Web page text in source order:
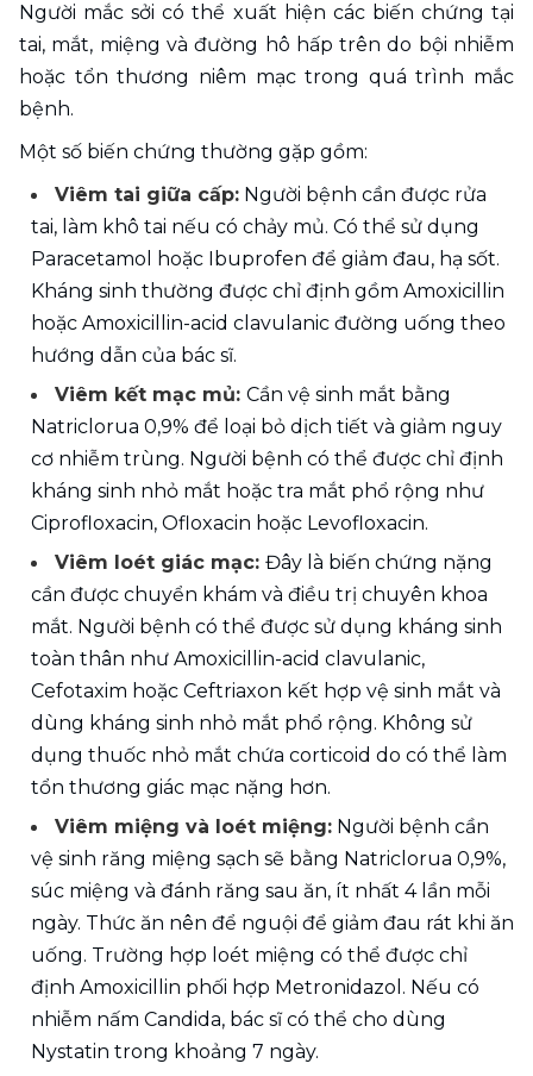
Người mắc sởi có thể xuất hiện các biến chứng tại
tai, mắt, miệng và đường hô hấp trên do bội nhiễm
hoặc tổn thương niêm mạc trong quá trình mắc
bệnh.
Một số biến chứng thường gặp gồm:
Viêm tai giữa cấp: Người bệnh cần được rửa
tai, làm khô tai nếu có chảy mủ. Có thể sử dụng
Paracetamol hoặc Ibuprofen để giảm đau, hạ sốt.
Kháng sinh thường được chỉ định gồm Amoxicillin
hoặc Amoxicillin-acid clavulanic đường uống theo
hướng dẫn của bác sĩ.
Viêm kết mạc mủ: Cần vệ sinh mắt bằng
Natriclorua 0,9% để loại bỏ dịch tiết và giảm nguy
cơ nhiễm trùng. Người bệnh có thể được chỉ định
kháng sinh nhỏ mắt hoặc tra mắt phổ rộng như
Ciprofloxacin, Ofloxacin hoặc Levofloxacin.
Viêm loét giác mạc: Đây là biến chứng nặng
cần được chuyển khám và điều trị chuyên khoa
mắt. Người bệnh có thể được sử dụng kháng sinh
toàn thân như Amoxicillin-acid clavulanic,
Cefotaxim hoặc Ceftriaxon kết hợp vệ sinh mắt và
dùng kháng sinh nhỏ mắt phổ rộng. Không sử
dụng thuốc nhỏ mắt chứa corticoid do có thể làm
tổn thương giác mạc nặng hơn.
Viêm miệng và loét miệng: Người bệnh cần
vệ sinh răng miệng sạch sẽ bằng Natriclorua 0,9%,
súc miệng và đánh răng sau ăn, ít nhất 4 lần mỗi
ngày. Thức ăn nên để nguội để giảm đau rát khi ăn
uống. Trường hợp loét miệng có thể được chỉ
định Amoxicillin phối hợp Metronidazol. Nếu có
nhiễm nấm Candida, bác sĩ có thể cho dùng
Nystatin trong khoảng 7 ngày.